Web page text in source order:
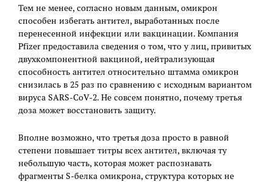
Тем не менее, согласно новым данным, омикрон
способен избегать антител, выработанных после
перенесенной инфекции или вакцинации. Компания
Pfizer предоставила сведения о том, что у лиц, привитых
двухкомпонентной вакциной, нейтрализующая
способность антител относительно штамма омикрон
снизилась в 25 раз по сравнению с исходным вариантом
вируса SARS-CoV-2. Не совсем понятно, почему третья
доза может восстановить защиту.
Вполне возможно, что третья доза просто в равной
степени повышает титры всех антител, включая ту
небольшую часть, которая может распознавать
фрагменты S-белка омикрона, структура которых не